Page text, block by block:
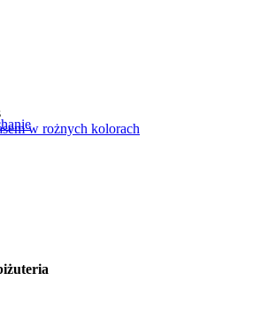
w rożnych kolorach